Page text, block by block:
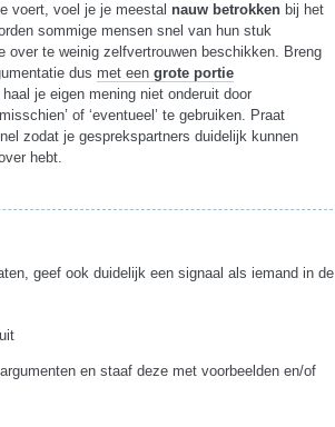
voert, voel je je meestal nauw betrokken bij het
sommige mensen snel van hun stuk
over te weinig zelfvertrouwen beschikken. Breng
dus met eengrote portie
haal je eigen mening niet onderuit door
of ‘eventueel’ te gebruiken. Praat
zodat je gesprekspartners duidelijk kunnen
hebt.
geef ook duidelijk een signaal als iemand in de
en staaf deze met voorbeelden en/of